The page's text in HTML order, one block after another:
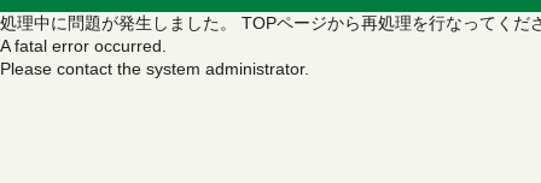
処理中に問題が発生しました。 TOPページから再処理を行なってくだ
A fatal error occurred.
Please contact the system administrator.